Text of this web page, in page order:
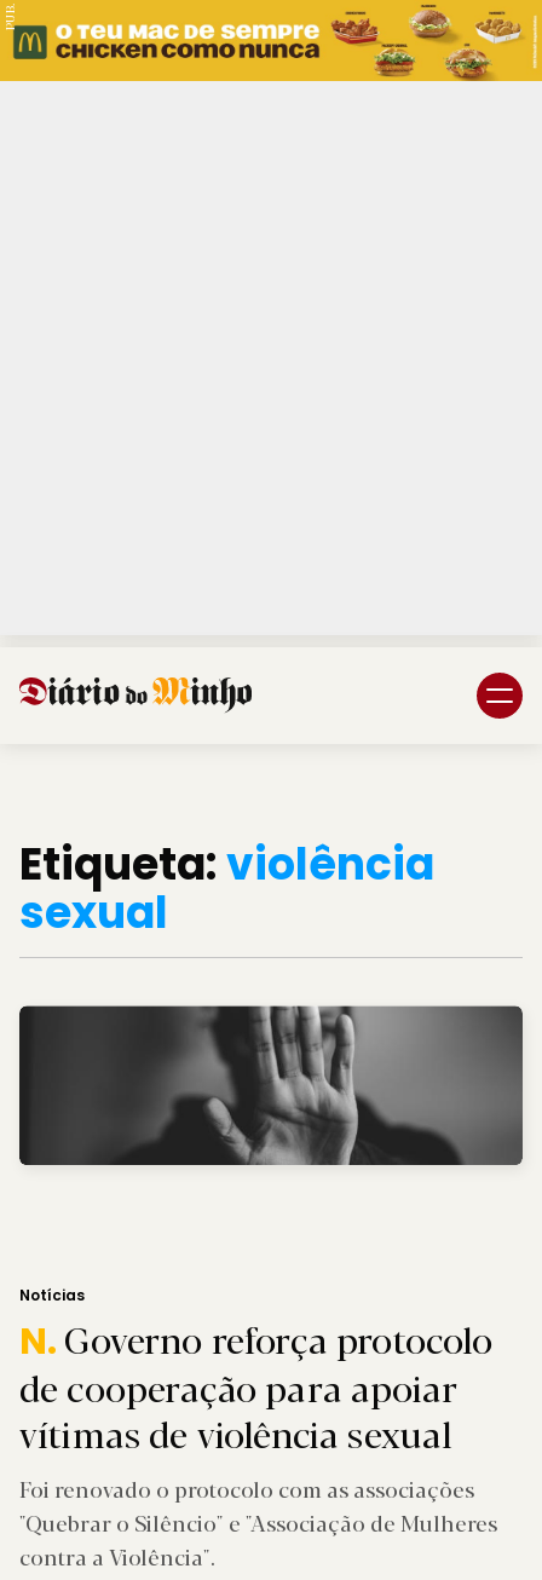
PUB.
Etiqueta:violência
sexual
Notícias
N.Governo reforça protocolo
de cooperação para apoiar
vítimas de violência sexual
Foi renovado o protocolo com as associações
"Quebrar o Silêncio" e "Associação de Mulheres
contra a Violência".